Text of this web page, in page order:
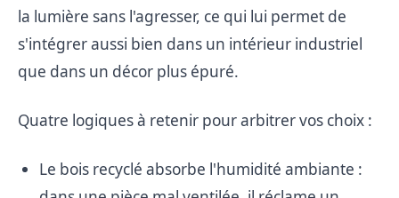
la lumière sans l'agresser, ce qui lui permet de
s'intégrer aussi bien dans un intérieur industriel
que dans un décor plus épuré.
Quatre logiques à retenir pour arbitrer vos choix :
Le bois recyclé absorbe l'humidité ambiante :